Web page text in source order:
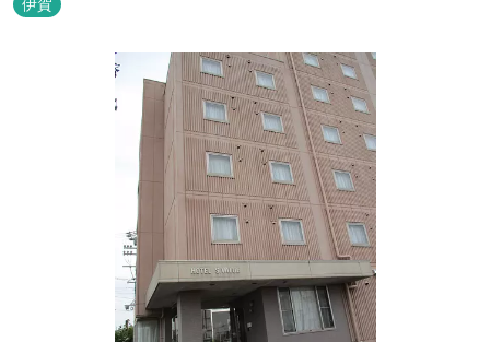
をしながら子どもが川遊びをしているのが見れる！ ★Wi-Fiがつな
がります！ ★日帰りBBQや大人数での研修も...
伊賀